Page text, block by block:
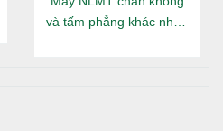
và tấm phẳng khác nhau